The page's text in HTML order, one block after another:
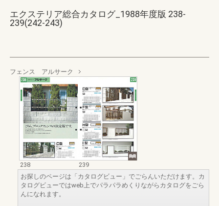
エクステリア総合カタログ_1988年度版 238-
239(242-243)
フェンス アルサーク
238
239
お探しのページは「カタログビュー」でごらんいただけます。カ
タログビューではweb上でパラパラめくりながらカタログをごら
んになれます。